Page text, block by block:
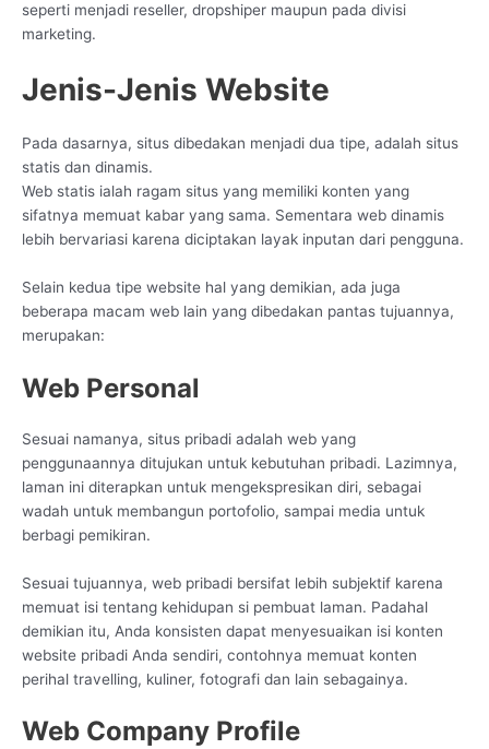
seperti menjadi reseller, dropshiper maupun pada divisi
marketing.
Jenis-Jenis Website
Pada dasarnya, situs dibedakan menjadi dua tipe, adalah situs
statis dan dinamis.
Web statis ialah ragam situs yang memiliki konten yang
sifatnya memuat kabar yang sama. Sementara web dinamis
lebih bervariasi karena diciptakan layak inputan dari pengguna.
Selain kedua tipe website hal yang demikian, ada juga
beberapa macam web lain yang dibedakan pantas tujuannya,
merupakan:
Web Personal
Sesuai namanya, situs pribadi adalah web yang
penggunaannya ditujukan untuk kebutuhan pribadi. Lazimnya,
laman ini diterapkan untuk mengekspresikan diri, sebagai
wadah untuk membangun portofolio, sampai media untuk
berbagi pemikiran.
Sesuai tujuannya, web pribadi bersifat lebih subjektif karena
memuat isi tentang kehidupan si pembuat laman. Padahal
demikian itu, Anda konsisten dapat menyesuaikan isi konten
website pribadi Anda sendiri, contohnya memuat konten
perihal travelling, kuliner, fotografi dan lain sebagainya.
Web Company Profile